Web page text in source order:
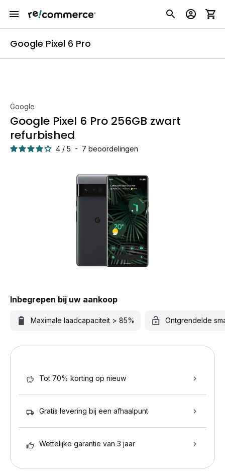
Google Pixel 6 Pro
Google
Google Pixel 6 Pro 256GB zwart
refurbished
4 / 5 - 7 beoordelingen
Inbegrepen bij uw aankoop
Maximale laadcapaciteit > 85% Ontgrendelde
Tot 70% korting op nieuw
Gratis levering bij een afhaalpunt
Wettelijke garantie van 3 jaar